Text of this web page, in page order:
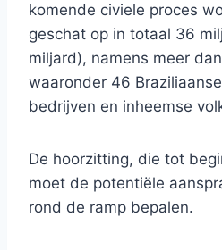
komende civiele proces
geschat op in totaal 36
miljard), namens meer
waaronder 46
bedrijven en inheemse
De hoorzitting, die tot
moet de potentiële
rond de ramp bepalen.